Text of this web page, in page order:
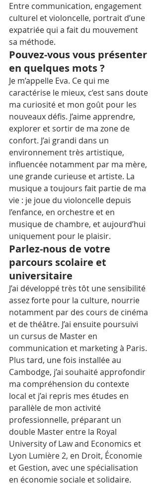
Entre communication, engagement
culturel et violoncelle, portrait d’une
expatriée qui a fait du mouvement
sa méthode.
Pouvez-vous vous présenter
en quelques mots ?
Je m’appelle Eva. Ce qui me
caractérise le mieux, c’est sans doute
ma curiosité et mon goût pour les
nouveaux défis. J’aime apprendre,
explorer et sortir de ma zone de
confort. J’ai grandi dans un
environnement très artistique,
influencée notamment par ma mère,
une grande curieuse et artiste. La
musique a toujours fait partie de ma
vie : je joue du violoncelle depuis
l’enfance, en orchestre et en
musique de chambre, et aujourd’hui
uniquement pour le plaisir.
Parlez-nous de votre
parcours scolaire et
universitaire
J’ai développé très tôt une sensibilité
assez forte pour la culture, nourrie
notamment par des cours de cinéma
et de théâtre. J’ai ensuite poursuivi
un cursus de Master en
communication et marketing à Paris.
Plus tard, une fois installée au
Cambodge, j’ai souhaité approfondir
ma compréhension du contexte
local et j’ai repris mes études en
parallèle de mon activité
professionnelle, préparant un
double Master entre la Royal
University of Law and Economics et
Lyon Lumière 2, en Droit, Économie
et Gestion, avec une spécialisation
en économie sociale et solidaire.